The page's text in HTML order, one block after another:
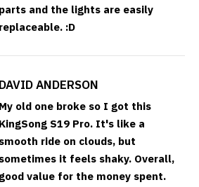
parts and the lights are easily
replaceable. :D
DAVID ANDERSON
My old one broke so I got this
KingSong S19 Pro. It's like a
smooth ride on clouds, but
sometimes it feels shaky. Overall,
good value for the money spent.